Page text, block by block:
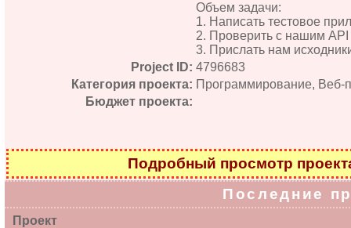
Объем задачи:
1. Написать тестовое
2. Проверить с нашим API
3. Прислать нам
Project ID: 4796683
Категория проекта: Программирование, Веб-
Бюджет проекта:
Подробный просмотр
Последние
Проект